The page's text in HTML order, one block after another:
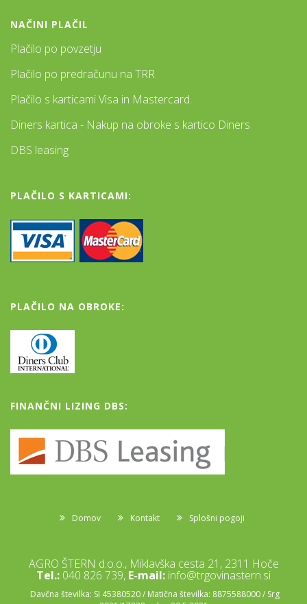
NAČINI PLAČIL
Plačilo po povzetju
Plačilo po predračunu na TRR
Plačilo s karticami Visa in Mastercard.
Diners kartica - Nakup na obroke s kartico Diners
DBS leasing
PLAČILO S KARTICAMI:
PLAČILO NA OBROKE:
FINANČNI LIZING DBS:
Domov Kontakt Splošni pogoji
AGRO ŠTERN d.o.o., Miklavška cesta 21, 2311 Hoče
Tel.: 040 826 739, E-mail: info@trgovinastern.si
Davčna številka: SI 45380520 / Matična številka: 8875588000 / Srg